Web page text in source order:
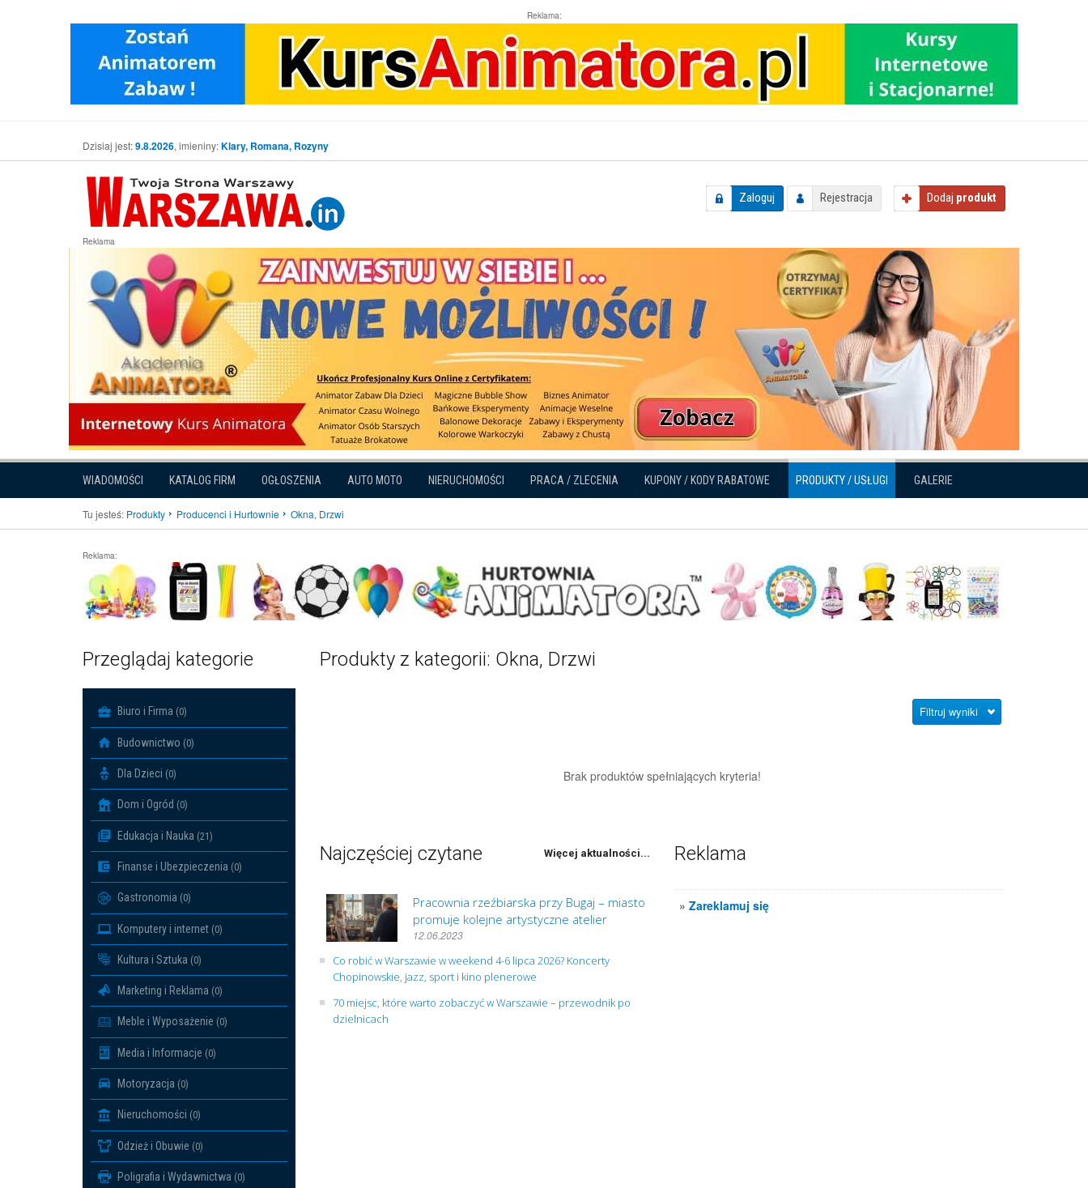
Reklama:
Dzisiaj jest:9.8.2026, imieniny:Klary, Romana, Rozyny
Zaloguj Rejestracja Dodaj produkt
Reklama
WIADOMOŚCI KATALOG FIRM OGŁOSZENIA AUTO MOTO NIERUCHOMOŚCI PRACA / ZLECENIA KUPONY / KODY RABATOWE PRODUKTY / USŁUGI GALERIE
Tu jesteś: Produkty Producenci i Hurtownie Okna, Drzwi
Reklama:
Przeglądaj kategorie
Biuro i Firma (0)
Budownictwo (0)
Dla Dzieci (0)
Dom i Ogród (0)
Edukacja i Nauka (21)
Finanse i Ubezpieczenia (0)
Gastronomia (0)
Komputery i internet (0)
Kultura i Sztuka (0)
Marketing i Reklama (0)
Meble i Wyposażenie (0)
Media i Informacje (0)
Motoryzacja (0)
Nieruchomości (0)
Odzież i Obuwie (0)
Poligrafia i Wydawnictwa (0)
Produkty z kategorii: Okna, Drzwi
Filtruj wyniki
Brak produktów spełniających kryteria!
Najczęściej czytane Więcej aktualności...
Pracownia rzeźbiarska przy Bugaj – miasto
promuje kolejne artystyczne atelier
12.06.2023
Co robić w Warszawie w weekend 4-6 lipca 2026? Koncerty
Chopinowskie, jazz, sport i kino plenerowe
70 miejsc, które warto zobaczyć w Warszawie – przewodnik po
dzielnicach
Reklama
»Zareklamuj się